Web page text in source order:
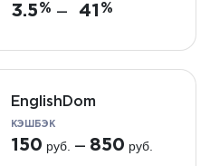
3.5 — 41
EnglishDom
КЭШБЭК
150 руб. — 850 руб.